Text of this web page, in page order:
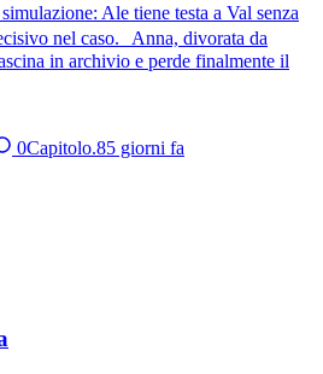
Ale tiene testa a Val senza
nel caso. Anna, divorata da
in archivio e perde finalmente il
0Capitolo.85 giorni fa